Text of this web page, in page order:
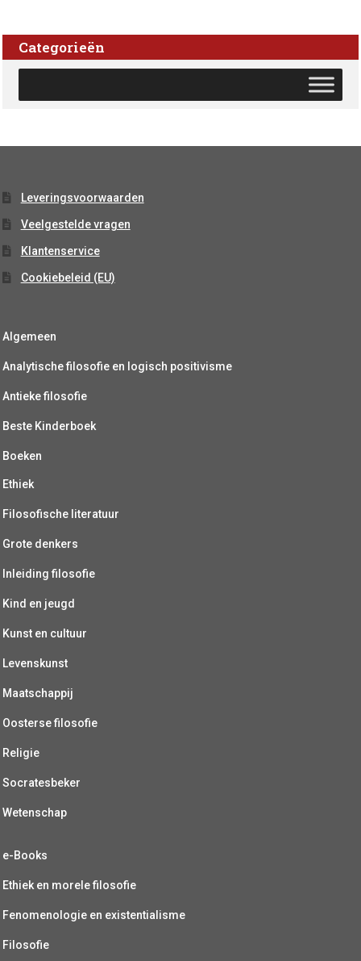
Categorieën
Leveringsvoorwaarden
Veelgestelde vragen
Klantenservice
Cookiebeleid (EU)
Algemeen
Analytische filosofie en logisch positivisme
Antieke filosofie
Beste Kinderboek
Boeken
Ethiek
Filosofische literatuur
Grote denkers
Inleiding filosofie
Kind en jeugd
Kunst en cultuur
Levenskunst
Maatschappij
Oosterse filosofie
Religie
Socratesbeker
Wetenschap
e-Books
Ethiek en morele filosofie
Fenomenologie en existentialisme
Filosofie